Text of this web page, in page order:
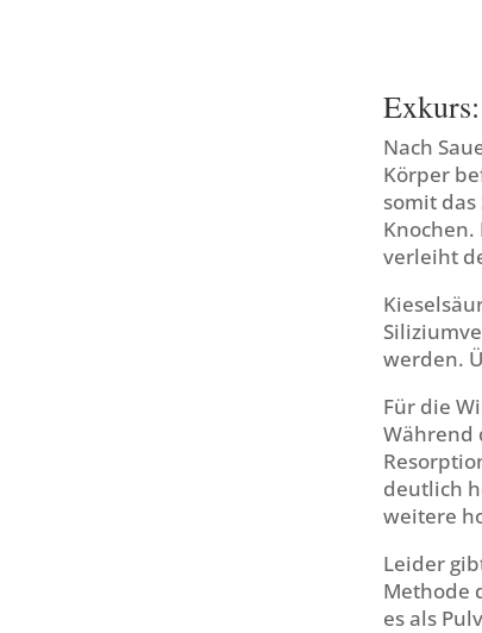
Nach
Körper
somit
verleiht
werden.
Für die
Während
deutlich
weitere
Leider
Methode
es als